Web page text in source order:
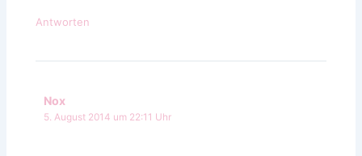
Antworten
Nox
5. August 2014 um 22:11 Uhr